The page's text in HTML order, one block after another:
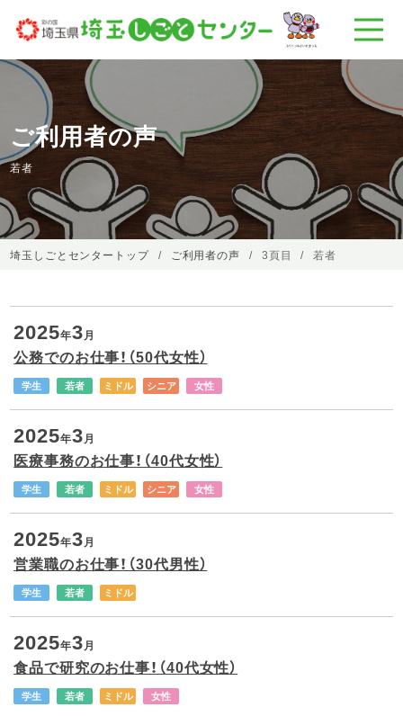
ご利用者の声
若者
埼玉しごとセンタートップ ご利用者の声 3頁目 若者
2025年3月
公務でのお仕事！（50代女性）
学生 若者 ミドル シニア 女性
2025年3月
医療事務のお仕事！（40代女性）
学生 若者 ミドル シニア 女性
2025年3月
営業職のお仕事！（30代男性）
学生 若者 ミドル
2025年3月
食品で研究のお仕事！（40代女性）
学生 若者 ミドル 女性